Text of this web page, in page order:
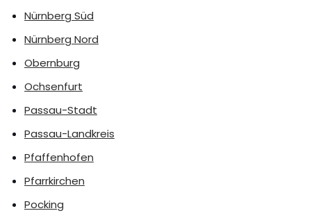
Nürnberg Süd
Nürnberg Nord
Obernburg
Ochsenfurt
Passau-Stadt
Passau-Landkreis
Pfaffenhofen
Pfarrkirchen
Pocking